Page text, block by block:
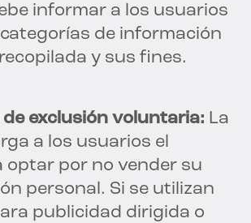
informar a los usuarios
de información
y sus fines.
de exclusión voluntaria: La
a los usuarios el
optar por no vender su
personal. Si se utilizan
publicidad dirigida o